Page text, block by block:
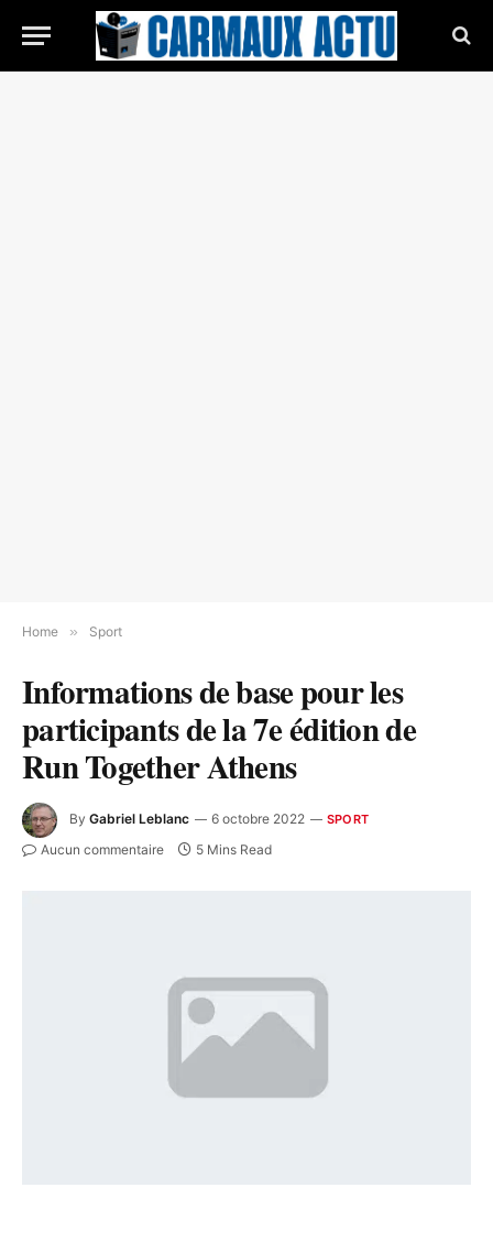
Home » Sport
Informations de base pour les
participants de la 7e édition de
Run Together Athens
By Gabriel Leblanc 6 octobre 2022 SPORT
Aucun commentaire 5 Mins Read